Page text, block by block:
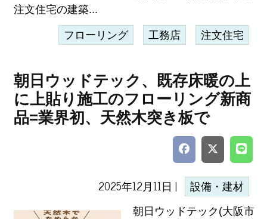
注文住宅の建築...
フローリング 工務店 注文住宅
朝日ウッドテック、既存床暖の上
に上貼り施工のフローリング新商
品=業界初、天然木突き板で
2025年12月11日 | 設備・建材
朝日ウッドテック(大阪市